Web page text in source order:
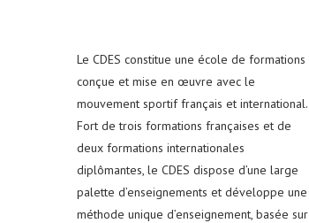
Le CDES constitue une école de formations
conçue et mise en œuvre avec le
mouvement sportif français et international.
Fort de trois formations françaises et de
deux formations internationales
diplômantes, le CDES dispose d’une large
palette d’enseignements et développe une
méthode unique d’enseignement, basée sur